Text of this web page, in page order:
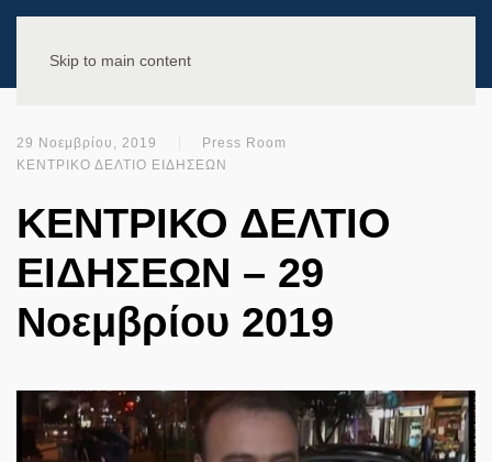
Skip to main content
29 Νοεμβρίου, 2019
Press Room
ΚΕΝΤΡΙΚΟ ΔΕΛΤΙΟ ΕΙΔΗΣΕΩΝ
ΚΕΝΤΡΙΚΟ ΔΕΛΤΙΟ
ΕΙΔΗΣΕΩΝ – 29
Νοεμβρίου 2019